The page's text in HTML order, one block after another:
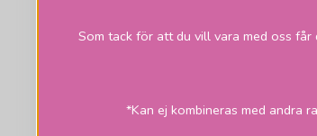
Som tack för att du vill vara med oss
*Kan ej kombineras med andra